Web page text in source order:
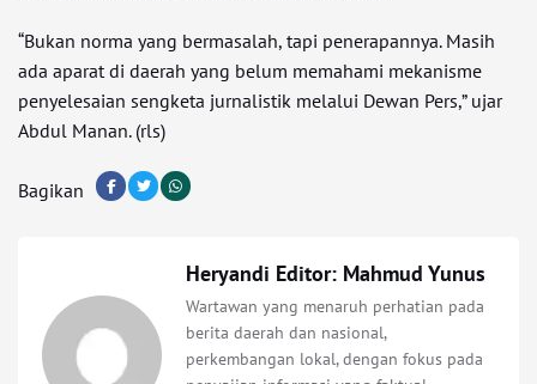
“Bukan norma yang bermasalah, tapi penerapannya. Masih
ada aparat di daerah yang belum memahami mekanisme
penyelesaian sengketa jurnalistik melalui Dewan Pers,” ujar
Abdul Manan. (rls)
Bagikan
Heryandi Editor: Mahmud Yunus
Wartawan yang menaruh perhatian pada
berita daerah dan nasional,
perkembangan lokal, dengan fokus pada